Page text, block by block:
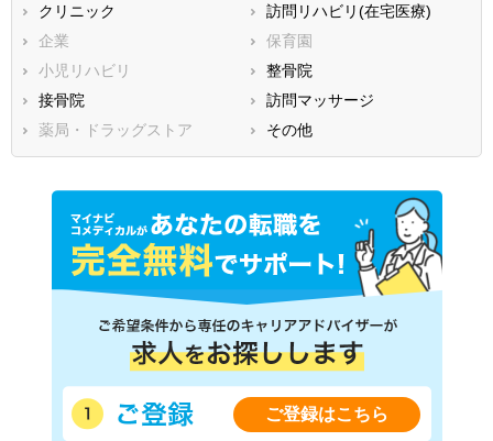
福岡県
長崎県
熊本県
鹿児島県
クリニック
訪問リハビリ(在宅医療)
企業
保育園
小児リハビリ
整骨院
接骨院
訪問マッサージ
薬局・ドラッグストア
その他
ご登録はこちら